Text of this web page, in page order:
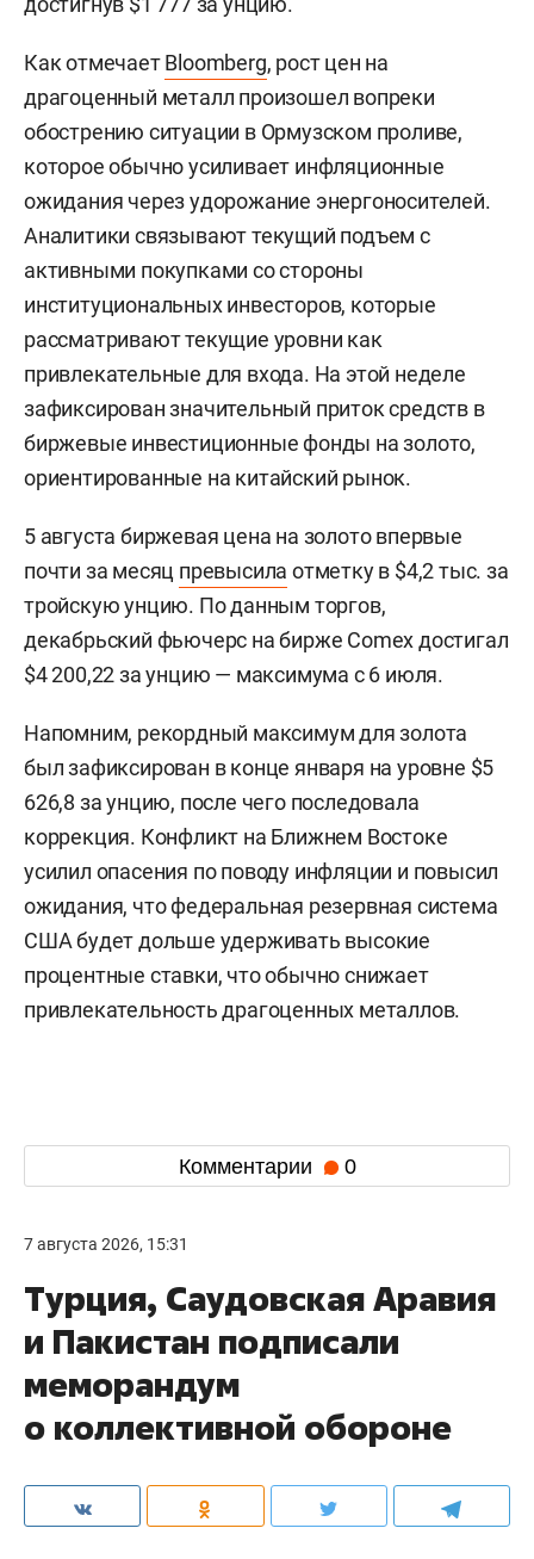
Как отмечаетBloomberg, рост цен на
драгоценный металл произошел вопреки
обострению ситуации в Ормузском проливе,
которое обычно усиливает инфляционные
ожидания через удорожание энергоносителей.
Аналитики связывают текущий подъем с
активными покупками со стороны
институциональных инвесторов, которые
рассматривают текущие уровни как
привлекательные для входа. На этой неделе
зафиксирован значительный приток средств в
биржевые инвестиционные фонды на золото,
ориентированные на китайский рынок.
5 августа биржевая цена на золото впервые
почти за месяц превысила отметку в $4,2 тыс. за
тройскую унцию. По данным торгов,
декабрьский фьючерс на бирже Comex достигал
$4 200,22 за унцию — максимума с 6 июля.
Напомним, рекордный максимум для золота
был зафиксирован в конце января на уровне $5
626,8 за унцию, после чего последовала
коррекция. Конфликт на Ближнем Востоке
усилил опасения по поводу инфляции и повысил
ожидания, что федеральная резервная система
США будет дольше удерживать высокие
процентные ставки, что обычно снижает
привлекательность драгоценных металлов.
Комментарии 0
7 августа 2026, 15:31
Турция, Саудовская Аравия
и Пакистан подписали
меморандум
о коллективной обороне